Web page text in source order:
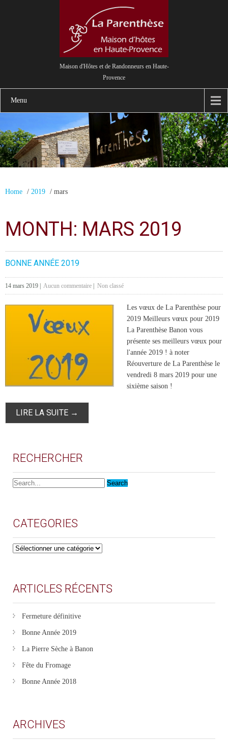
Maison d'Hôtes et de Randonneurs en Haute-
Provence
Menu
Home / 2019 / mars
MONTH: MARS 2019
BONNE ANNÉE 2019
14 mars 2019 | Aucun commentaire | Non classé
Les vœux de La Parenthèse pour
2019 Meilleurs vœux pour 2019
La Parenthèse Banon vous
présente ses meilleurs vœux pour
l'année 2019 ! à noter
Réouverture de La Parenthèse le
vendredi 8 mars 2019 pour une
sixième saison !
LIRE LA SUITE →
RECHERCHER
CATEGORIES
CATEGORIES
ARTICLES RÉCENTS
Fermeture définitive
Bonne Année 2019
La Pierre Sèche à Banon
Fête du Fromage
Bonne Année 2018
ARCHIVES